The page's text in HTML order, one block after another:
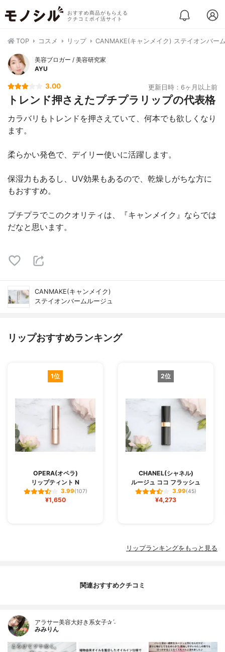
おすすめ商品がもらえる
クチコミポイ活サイト
TOP コスメ リップ CANMAKE(キャンメイク) ステイオンバー
美容ブロガー / 美容研究家
AYU
3.00 更新日時：6ヶ月以上前
トレンド押さえたプチプラリップの代表格
カラバリもトレンドを押さえていて、何本でも欲しくなり
ます。
柔らかい発色で、デイリー使いに活躍します。
保湿力もあるし、UV効果もあるので、乾燥しがちな方に
もおすすめ。
プチプラでこのクオリティは、『キャンメイク』ならでは
だなと思います。
CANMAKE(キャンメイク)
ステイオンバームルージュ
リップおすすめランキング
1位
OPERA(オペラ)
リップティント N
3.99(107)
¥1,650
2位
CHANEL(シャネル)
ルージュ ココ フラッシュ
3.99(45)
¥4,273
リップランキングをもっと見る
関連おすすめクチコミ
アラサー美容大好き系女子✰ˊ˗
みみりん